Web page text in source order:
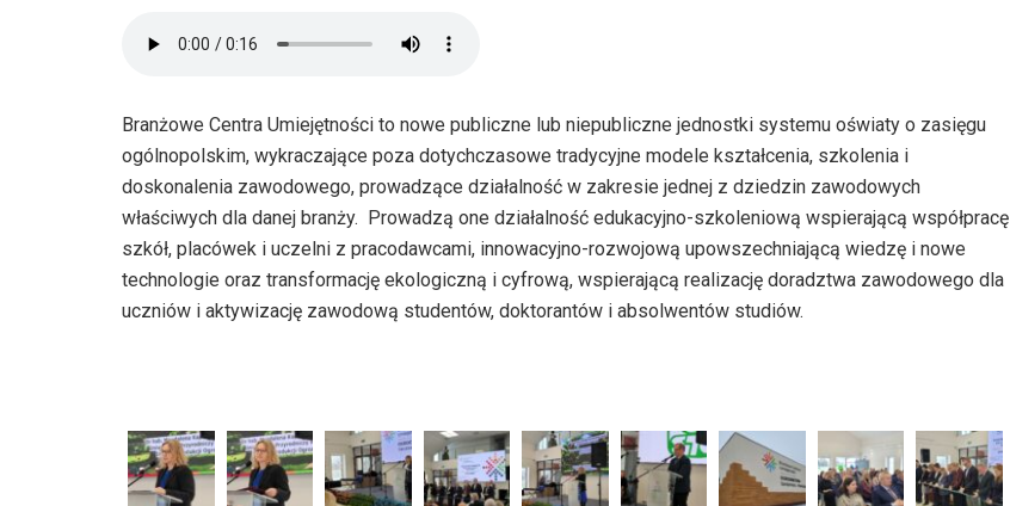
Branżowe Centra Umiejętności to nowe publiczne lub niepubliczne jednostki systemu oświaty o zasięgu
ogólnopolskim, wykraczające poza dotychczasowe tradycyjne modele kształcenia, szkolenia i
doskonalenia zawodowego, prowadzące działalność w zakresie jednej z dziedzin zawodowych
właściwych dla danej branży. Prowadzą one działalność edukacyjno-szkoleniową wspierającą współpracę
szkół, placówek i uczelni z pracodawcami, innowacyjno-rozwojową upowszechniającą wiedzę i nowe
technologie oraz transformację ekologiczną i cyfrową, wspierającą realizację doradztwa zawodowego dla
uczniów i aktywizację zawodową studentów, doktorantów i absolwentów studiów.